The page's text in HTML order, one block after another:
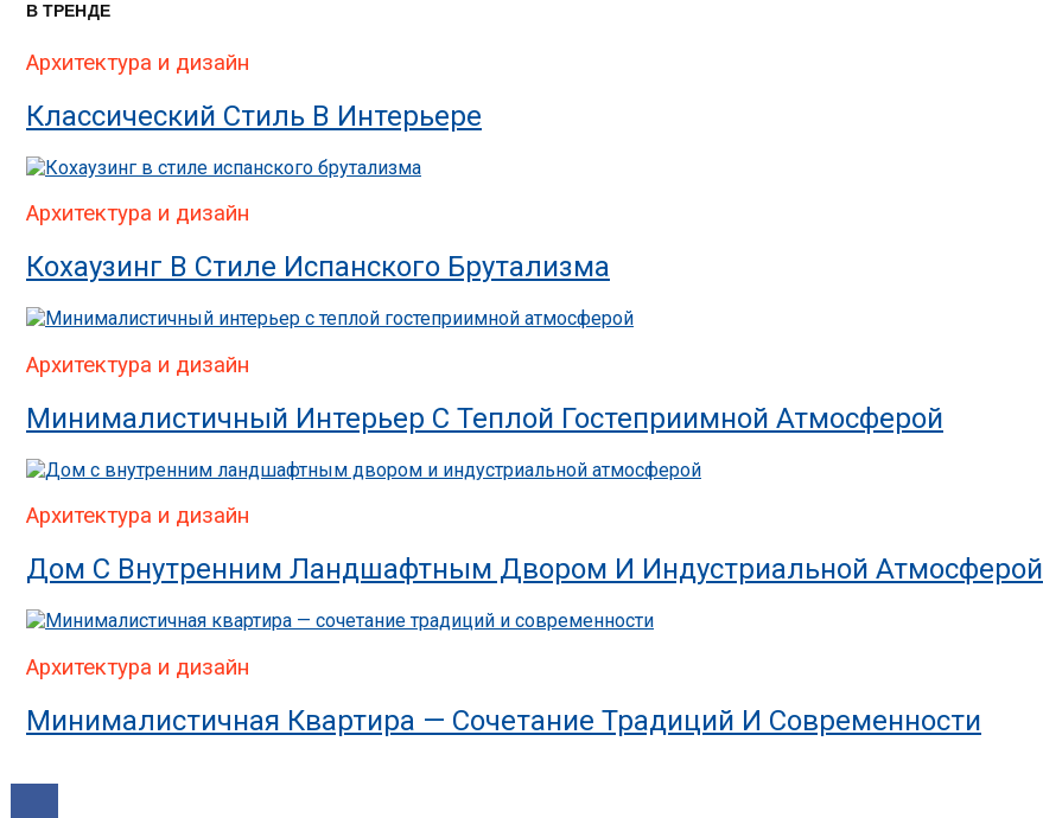
В ТРЕНДЕ
Архитектура и дизайн
Классический Стиль В Интерьере
Архитектура и дизайн
Кохаузинг В Стиле Испанского Брутализма
Архитектура и дизайн
Минималистичный Интерьер С Теплой Гостеприимной Атмосферой
Архитектура и дизайн
Дом С Внутренним Ландшафтным Двором И Индустриальной Атмосферой
Архитектура и дизайн
Минималистичная Квартира — Сочетание Традиций И Современности